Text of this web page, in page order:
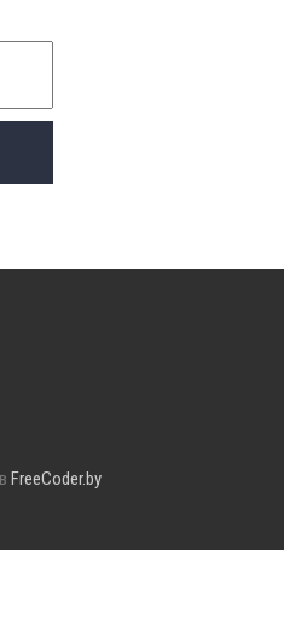
FreeCoder.by